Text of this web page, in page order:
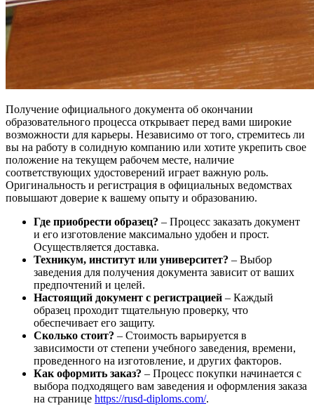
Получение официального документа об окончании
образовательного процесса открывает перед вами широкие
возможности для карьеры. Независимо от того, стремитесь ли
вы на работу в солидную компанию или хотите укрепить свое
положение на текущем рабочем месте, наличие
соответствующих удостоверений играет важную роль.
Оригинальность и регистрация в официальных ведомствах
повышают доверие к вашему опыту и образованию.
Где приобрести образец? – Процесс заказать документ
и его изготовление максимально удобен и прост.
Осуществляется доставка.
Техникум, институт или университет? – Выбор
заведения для получения документа зависит от ваших
предпочтений и целей.
Настоящий документ с регистрацией – Каждый
образец проходит тщательную проверку, что
обеспечивает его защиту.
Сколько стоит? – Стоимость варьируется в
зависимости от степени учебного заведения, времени,
проведенного на изготовление, и других факторов.
Как оформить заказ? – Процесс покупки начинается с
выбора подходящего вам заведения и оформления заказа
на странице https://rusd-diploms.com/.